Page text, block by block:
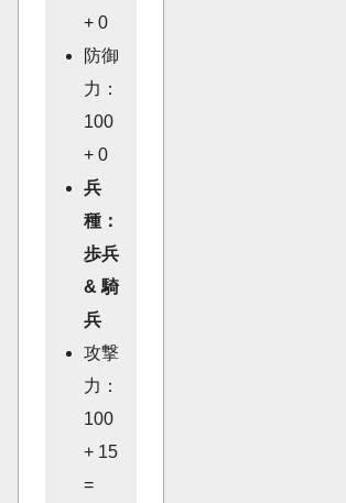
+ 0
防御
力：
100
+ 0
兵
種：
歩兵
& 騎
兵
攻撃
力：
100
+ 15
=